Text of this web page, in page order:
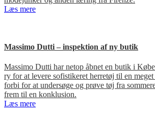
Læs mere
Massimo Dutti – inspektion af ny butik
Massimo Dutti har netop åbnet en butik i
ry for at levere sofistikeret herretøj til en
forbi for at undersøge og prøve tøj fra
frem til en konklusion.
Læs mere